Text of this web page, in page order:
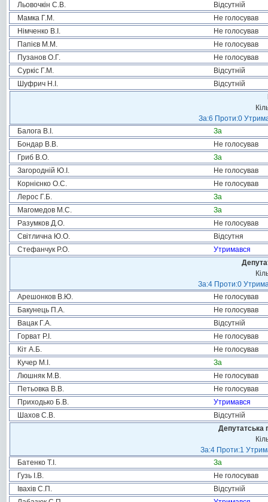
Льовочкін С.В.
Відсутній
Мамка Г.М.
Не голосував
Німченко В.І.
Не голосував
Папієв М.М.
Не голосував
Пузанов О.Г.
Не голосував
Суркіс Г.М.
Відсутній
Шуфрич Н.І.
Відсутній
За:6 Проти:0
Балога В.І.
За
Бондар В.В.
Не голосував
Гриб В.О.
За
Загородній Ю.І.
Не голосував
Корнієнко О.С.
Не голосував
Лерос Г.Б.
За
Магомедов М.С.
За
Разумков Д.О.
Не голосував
Світлична Ю.О.
Відсутня
Стефанчук Р.О.
Утримався
За:4 Проти:0
Арешонков В.Ю.
Не голосував
Бакунець П.А.
Не голосував
Вацак Г.А.
Відсутній
Горват Р.І.
Не голосував
Кіт А.Б.
Не голосував
Кучер М.І.
За
Люшняк М.В.
Не голосував
Петьовка В.В.
Не голосував
Приходько Б.В.
Утримався
Шахов С.В.
Відсутній
Депутатська
За:4 Проти:1
Батенко Т.І.
За
Гузь І.В.
Не голосував
Івахів С.П.
Відсутній